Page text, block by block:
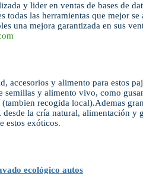
y lider en ventas de bases de
todas las herramientas que mejor se
una mejora garantizada en sus
accesorios y alimento para estos
semillas y alimento vivo, como
(tambien recogida local).Ademas
la cría natural, alimentación y
estos exóticos.
ecológico autos